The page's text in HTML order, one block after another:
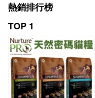
熱銷排行榜
TOP 1